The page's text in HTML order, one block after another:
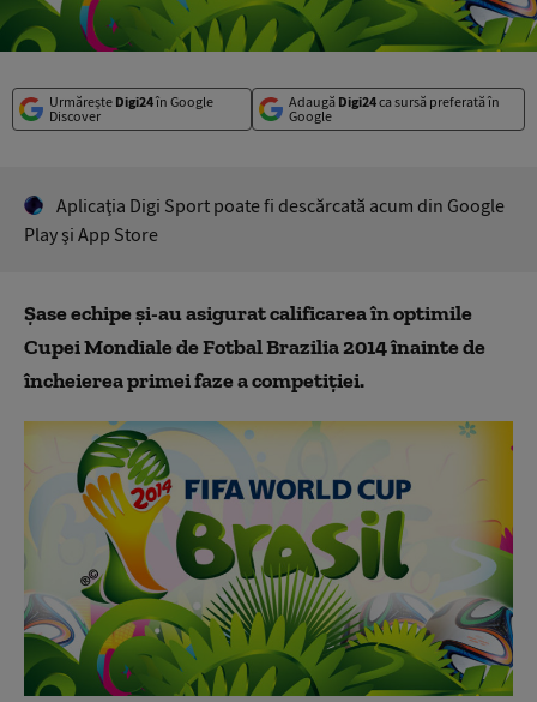
Urmărește Digi24în Google
Discover
Adaugă Digi24ca sursă preferată în
Google
Aplicaţia Digi Sport poate fi descărcată acum din Google
Play şi App Store
Şase echipe şi-au asigurat calificarea în optimile
Cupei Mondiale de Fotbal Brazilia 2014 înainte de
încheierea primei faze a competiției.